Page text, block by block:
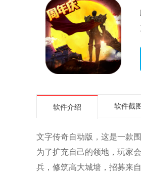
软件介绍 软件截图
文字传奇自动版，这是一款
为了扩充自己的领地，玩家
兵，修筑高大城墙，招募来